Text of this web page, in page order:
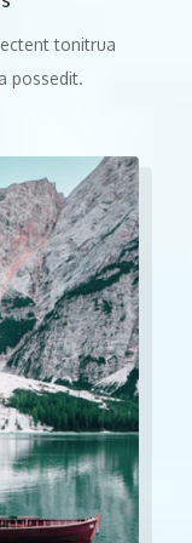
tonitrua
possedit.